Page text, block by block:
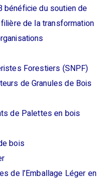
bénéficie du soutien de
de la transformation
Forestiers (SNPF)
de Granules de Bois
de Palettes en bois
bois
de l’Emballage Léger en